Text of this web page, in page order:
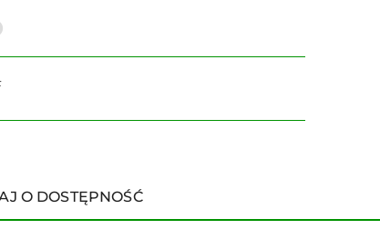
O DOSTĘPNOŚĆ